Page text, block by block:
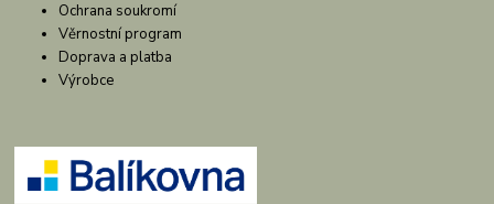
Ochrana soukromí
Věrnostní program
Doprava a platba
Výrobce